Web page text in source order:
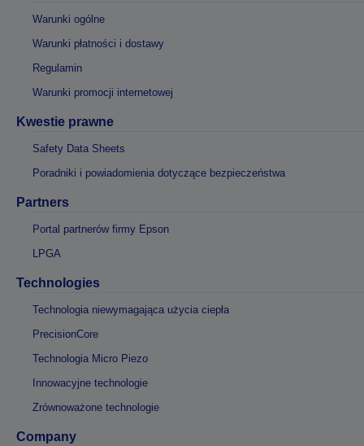
Warunki ogólne
Warunki płatności i dostawy
Regulamin
Warunki promocji internetowej
Kwestie prawne
Safety Data Sheets
Poradniki i powiadomienia dotyczące bezpieczeństwa
Partners
Portal partnerów firmy Epson
LPGA
Technologies
Technologia niewymagająca użycia ciepła
PrecisionCore
Technologia Micro Piezo
Innowacyjne technologie
Zrównoważone technologie
Company